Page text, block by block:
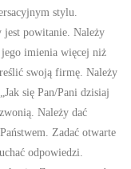
stylu.
jest powitanie. Należy
imienia więcej niż
swoją firmę. Należy
się Pan/Pani dzisiaj
Należy dać
Zadać otwarte
odpowiedzi.